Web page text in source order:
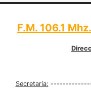
F.M. 106.1
Secretaría: